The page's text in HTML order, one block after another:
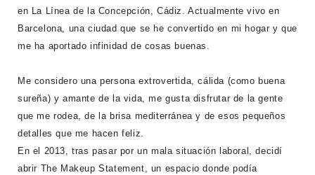
en La Línea de la Concepción, Cádiz. Actualmente vivo en
Barcelona, una ciudad que se he convertido en mi hogar y que
me ha aportado infinidad de cosas buenas.
Me considero una persona extrovertida, cálida (como buena
sureña) y amante de la vida, me gusta disfrutar de la gente
que me rodea, de la brisa mediterránea y de esos pequeños
detalles que me hacen feliz.
En el 2013, tras pasar por un mala situación laboral, decidí
abrir The Makeup Statement, un espacio donde podía